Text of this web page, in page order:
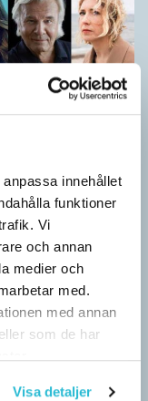
innehållet
funktioner
Vi
och annan
medier och
med.
med annan
som de har
Visa detaljer
svenska
Men vilka